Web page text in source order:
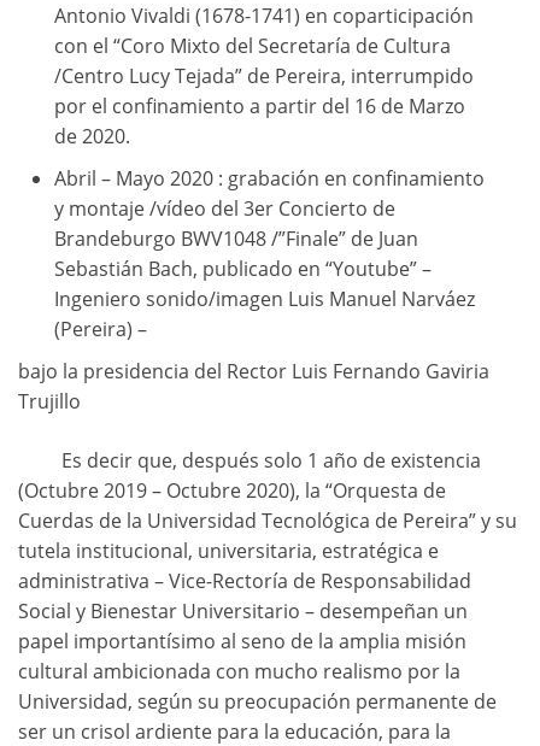
Antonio Vivaldi (1678-1741) en coparticipación
con el “Coro Mixto del Secretaría de Cultura
/Centro Lucy Tejada” de Pereira, interrumpido
por el confinamiento a partir del 16 de Marzo
de 2020.
Abril – Mayo 2020 : grabación en confinamiento
y montaje /vídeo del 3er Concierto de
Brandeburgo BWV1048 /”Finale” de Juan
Sebastián Bach, publicado en “Youtube” –
Ingeniero sonido/imagen Luis Manuel Narváez
(Pereira) –
bajo la presidencia del Rector Luis Fernando Gaviria
Trujillo
Es decir que, después solo 1 año de existencia
(Octubre 2019 – Octubre 2020), la “Orquesta de
Cuerdas de la Universidad Tecnológica de Pereira” y su
tutela institucional, universitaria, estratégica e
administrativa – Vice-Rectoría de Responsabilidad
Social y Bienestar Universitario – desempeñan un
papel importantísimo al seno de la amplia misión
cultural ambicionada con mucho realismo por la
Universidad, según su preocupación permanente de
ser un crisol ardiente para la educación, para la